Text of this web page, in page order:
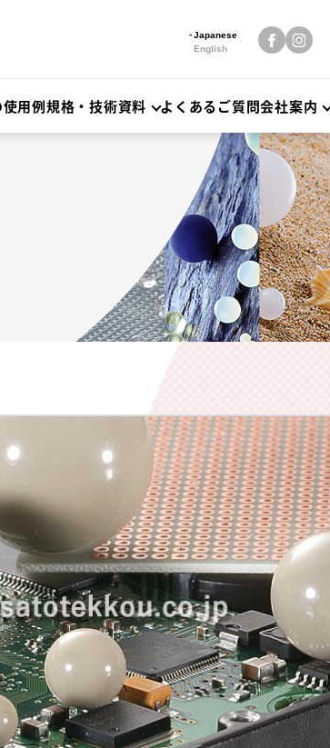
Japanese
English
用例規格・技術資料 よくあるご質問会社案内